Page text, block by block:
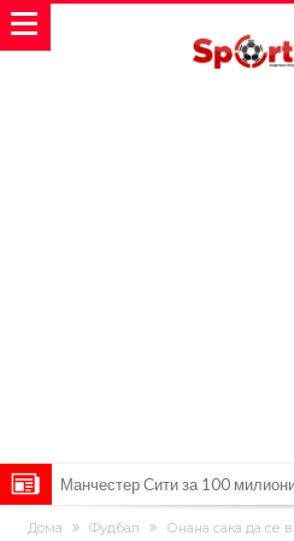
Манчестер Сити за 100
Се подготвува фудбалска
Дома Фудбал
Онана сака да се